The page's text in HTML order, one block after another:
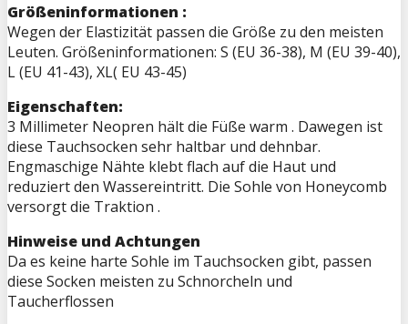
Größeninformationen :
Wegen der Elastizität passen die Größe zu den meisten
Leuten. Größeninformationen: S (EU 36-38), M (EU 39-40),
L (EU 41-43), XL( EU 43-45)
Eigenschaften:
3 Millimeter Neopren hält die Füße warm . Dawegen ist
diese Tauchsocken sehr haltbar und dehnbar.
Engmaschige Nähte klebt flach auf die Haut und
reduziert den Wassereintritt. Die Sohle von Honeycomb
versorgt die Traktion .
Hinweise und Achtungen
Da es keine harte Sohle im Tauchsocken gibt, passen
diese Socken meisten zu Schnorcheln und
Taucherflossen